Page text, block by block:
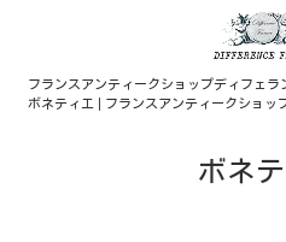
フランスアンティークショップディフェラ
ボネティエ | フランスアンティークショッ
ボネ